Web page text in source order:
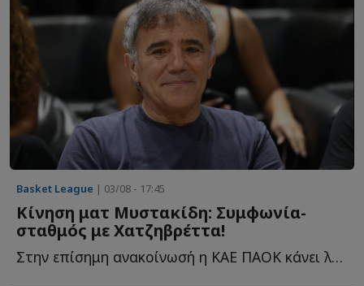
Basket League | 03/08 - 17:45
Κίνηση ματ Μυστακίδη: Συμφωνία-
σταθμός με Χατζηβρέττα!
Στην επίσημη ανακοίνωσή η ΚΑΕ ΠΑΟΚ κάνει λόγο για μία σ...